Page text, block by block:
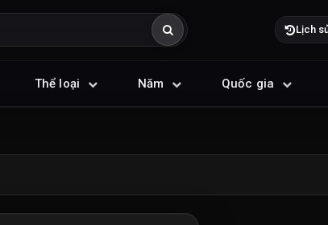
Lịch
Thể loại Năm Quốc gia